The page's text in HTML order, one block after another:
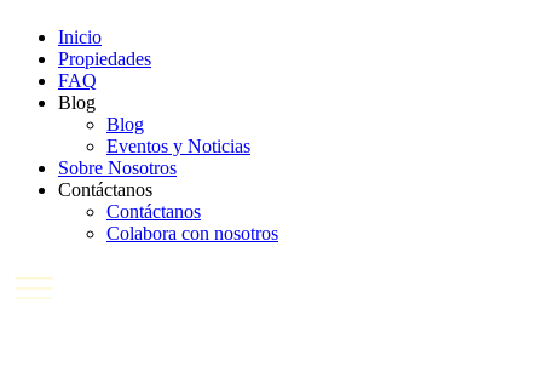
Inicio
Propiedades
FAQ
Blog
Blog
Eventos y Noticias
Sobre Nosotros
Contáctanos
Contáctanos
Colabora con nosotros